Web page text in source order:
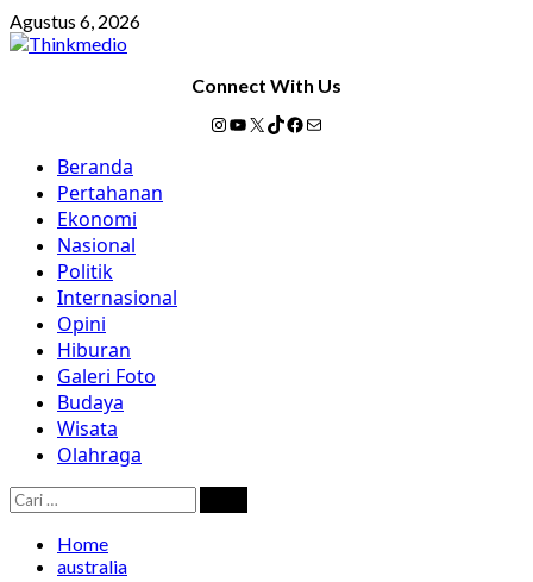
Skip
to
Agustus 6, 2026
Connect With Us
Instagram
YouTube
X TikTok
Facebook
Mail
Primary
Menu
Beranda
Pertahanan
Ekonomi
Nasional
Politik
Internasional
Opini
Hiburan
Galeri Foto
Budaya
Wisata
Olahraga
Cari
untuk:
Home
australia